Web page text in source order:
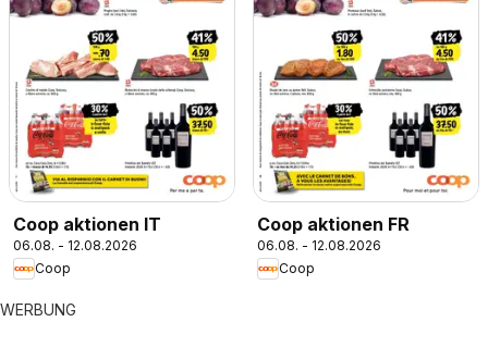
Coop aktionen IT
06.08. - 12.08.2026
Coop
Coop aktionen FR
06.08. - 12.08.2026
Coop
WERBUNG